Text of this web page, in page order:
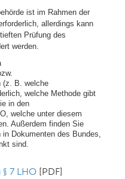
ist im Rahmen der
allerdings kann
Prüfung des
werden.
(z. B. welche
welche Methode gibt
in den
welche unter diesem
Außerdem finden Sie
Dokumenten des Bundes,
sind.
7 LHO [PDF]